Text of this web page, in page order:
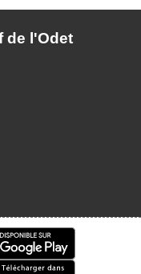
de l'Odet